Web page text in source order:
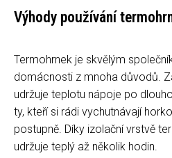
Výhody používání
Termohrnek je skvělým
domácnosti z mnoha důvodů.
udržuje teplotu nápoje po
ty, kteří si rádi vychutnávají
postupně. Díky izolační vrstvě
udržuje teplý až několik hodin.